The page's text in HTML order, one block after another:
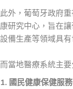
此外，葡萄牙政府
康研究中心，旨在
設備生產等領域具
而當地醫療系統主
1. 國民健康保健服